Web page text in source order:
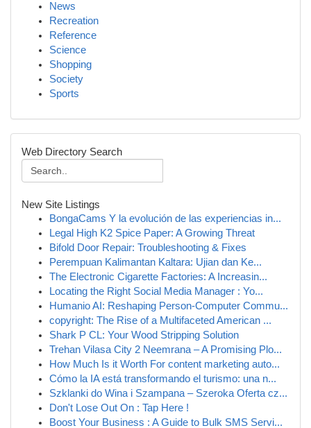
News
Recreation
Reference
Science
Shopping
Society
Sports
Web Directory Search
New Site Listings
BongaCams Y la evolución de las experiencias in...
Legal High K2 Spice Paper: A Growing Threat
Bifold Door Repair: Troubleshooting & Fixes
Perempuan Kalimantan Kaltara: Ujian dan Ke...
The Electronic Cigarette Factories: A Increasin...
Locating the Right Social Media Manager : Yo...
Humanio AI: Reshaping Person-Computer Commu...
copyright: The Rise of a Multifaceted American ...
Shark P CL: Your Wood Stripping Solution
Trehan Vilasa City 2 Neemrana – A Promising Plo...
How Much Is it Worth For content marketing auto...
Cómo la IA está transformando el turismo: una n...
Szklanki do Wina i Szampana – Szeroka Oferta cz...
Don't Lose Out On : Tap Here !
Boost Your Business : A Guide to Bulk SMS Servi...